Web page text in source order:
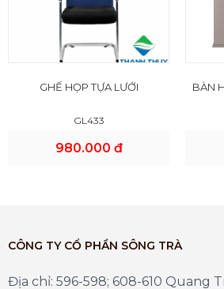
GHẾ HỌP TỰA LƯỚI
GL433
980.000 đ
BÀN
CÔNG TY CỔ PHẦN SÔNG TRÀ
Địa chỉ: 596-598; 608-610 Quang